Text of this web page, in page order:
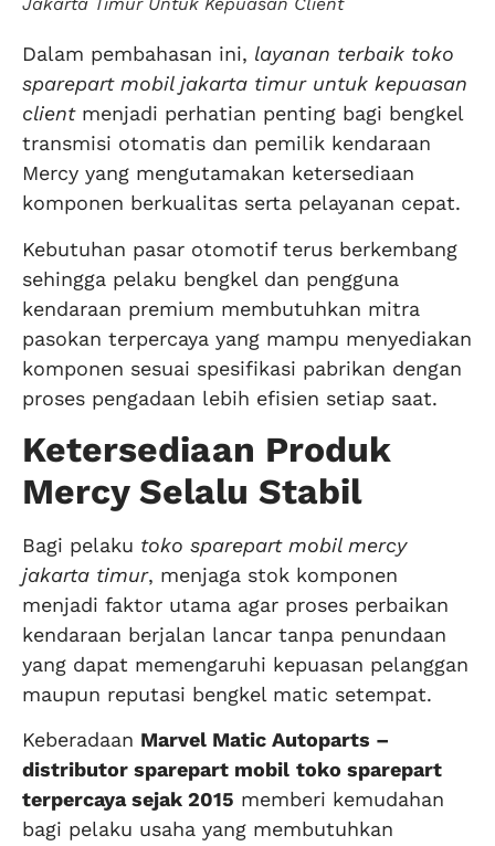
Dalam pembahasan ini, layanan terbaik toko
sparepart mobil jakarta timur untuk kepuasan
clientmenjadi perhatian penting bagi bengkel
transmisi otomatis dan pemilik kendaraan
Mercy yang mengutamakan ketersediaan
komponen berkualitas serta pelayanan cepat.
Kebutuhan pasar otomotif terus berkembang
sehingga pelaku bengkel dan pengguna
kendaraan premium membutuhkan mitra
pasokan terpercaya yang mampu menyediakan
komponen sesuai spesifikasi pabrikan dengan
proses pengadaan lebih efisien setiap saat.
Ketersediaan Produk
Mercy Selalu Stabil
Bagi pelaku toko sparepart mobil mercy
jakarta timur, menjaga stok komponen
menjadi faktor utama agar proses perbaikan
kendaraan berjalan lancar tanpa penundaan
yang dapat memengaruhi kepuasan pelanggan
maupun reputasi bengkel matic setempat.
Keberadaan Marvel Matic Autoparts –
distributor sparepart mobil toko sparepart
terpercaya sejak 2015 memberi kemudahan
bagi pelaku usaha yang membutuhkan